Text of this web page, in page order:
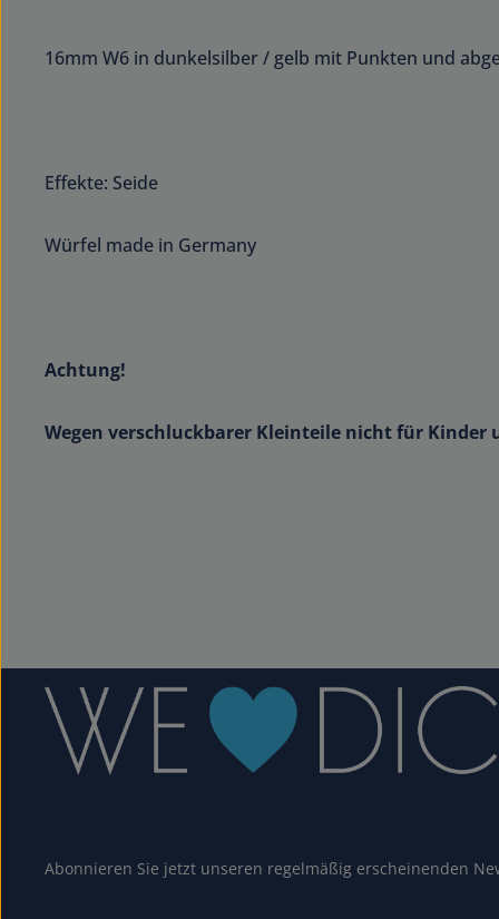
16mm W6 in dunkelsilber / gelb mit Punkten und
Effekte: Seide
Würfel made in Germany
Achtung!
Wegen verschluckbarer Kleinteile nicht für Kinder
Abonnieren Sie jetzt unseren regelmäßig erscheinenden